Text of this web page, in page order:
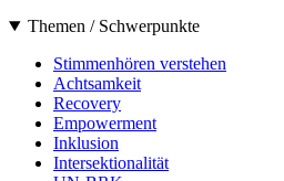
Themen / Schwerpunkte
Stimmenhören verstehen
Achtsamkeit
Recovery
Empowerment
Inklusion
Intersektionalität